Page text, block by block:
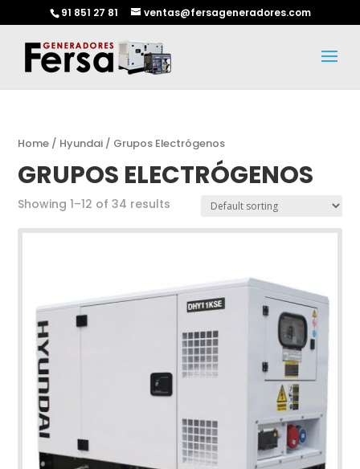
91 851 27 81 ventas@fersageneradores.com
Home / Hyundai / Grupos Electrógenos
GRUPOS ELECTRÓGENOS
Showing 1–12 of 34 results